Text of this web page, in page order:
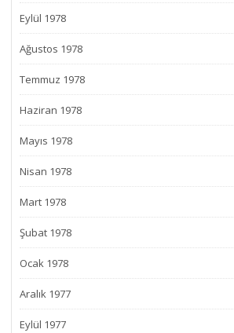
Eylül 1978
Ağustos 1978
Temmuz 1978
Haziran 1978
Mayıs 1978
Nisan 1978
Mart 1978
Şubat 1978
Ocak 1978
Aralık 1977
Eylül 1977